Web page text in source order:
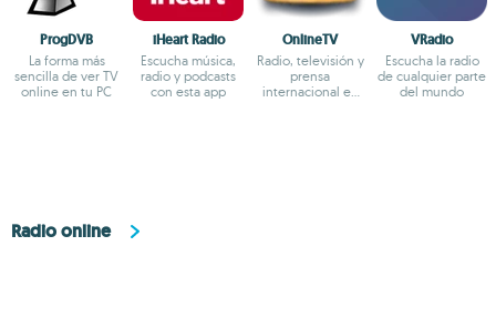
ProgDVB
La forma más
sencilla de ver TV
online en tu PC
iHeart Radio
Escucha música,
radio y podcasts
con esta app
OnlineTV
Radio, televisión y
prensa
internacional en
VRadio
Escucha la radio
de cualquier parte
del mundo
Radio online